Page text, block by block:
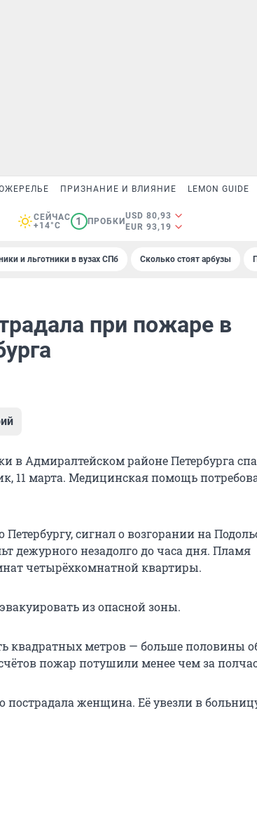
ПРИЗНАНИЕ И ВЛИЯНИЕ LEMON GUIDE
СЕЙЧАС
+14°C
1 ПРОБКИ
USD 80,93
EUR 93,19
и льготники в вузах СПб Сколько стоят арбузы
при пожаре в
в Адмиралтейском районе Петербурга
11 марта. Медицинская помощь
сигнал о возгорании на
дежурного незадолго до часа дня. Пламя
четырёхкомнатной квартиры.
из опасной зоны.
квадратных метров — больше половины
пожар потушили менее чем за
пострадала женщина. Её увезли в